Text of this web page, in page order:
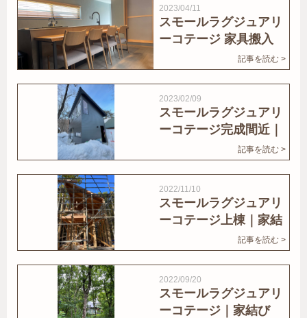
2023/04/11
スモールラグジュアリ
ーコテージ 家具搬入
記事を読む >
2023/02/09
スモールラグジュアリ
ーコテージ完成間近｜
記事を読む >
2022/11/10
スモールラグジュアリ
ーコテージ上棟｜家結
記事を読む >
2022/09/20
スモールラグジュアリ
ーコテージ｜家結び